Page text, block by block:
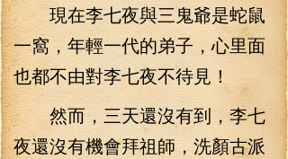
現在李七夜與三鬼爺是蛇鼠
一窩，年輕一代的弟子，心里面
也都不由對李七夜不待見！
然而，三天還沒有到，李七
夜還沒有機會拜祖師，洗顏古派